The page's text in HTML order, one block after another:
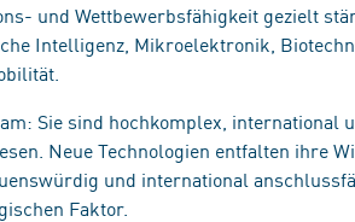
und Wettbewerbsfähigkeit gezielt
Intelligenz, Mikroelektronik,
Sie sind hochkomplex, international
Neue Technologien entfalten ihre
und international
Faktor.